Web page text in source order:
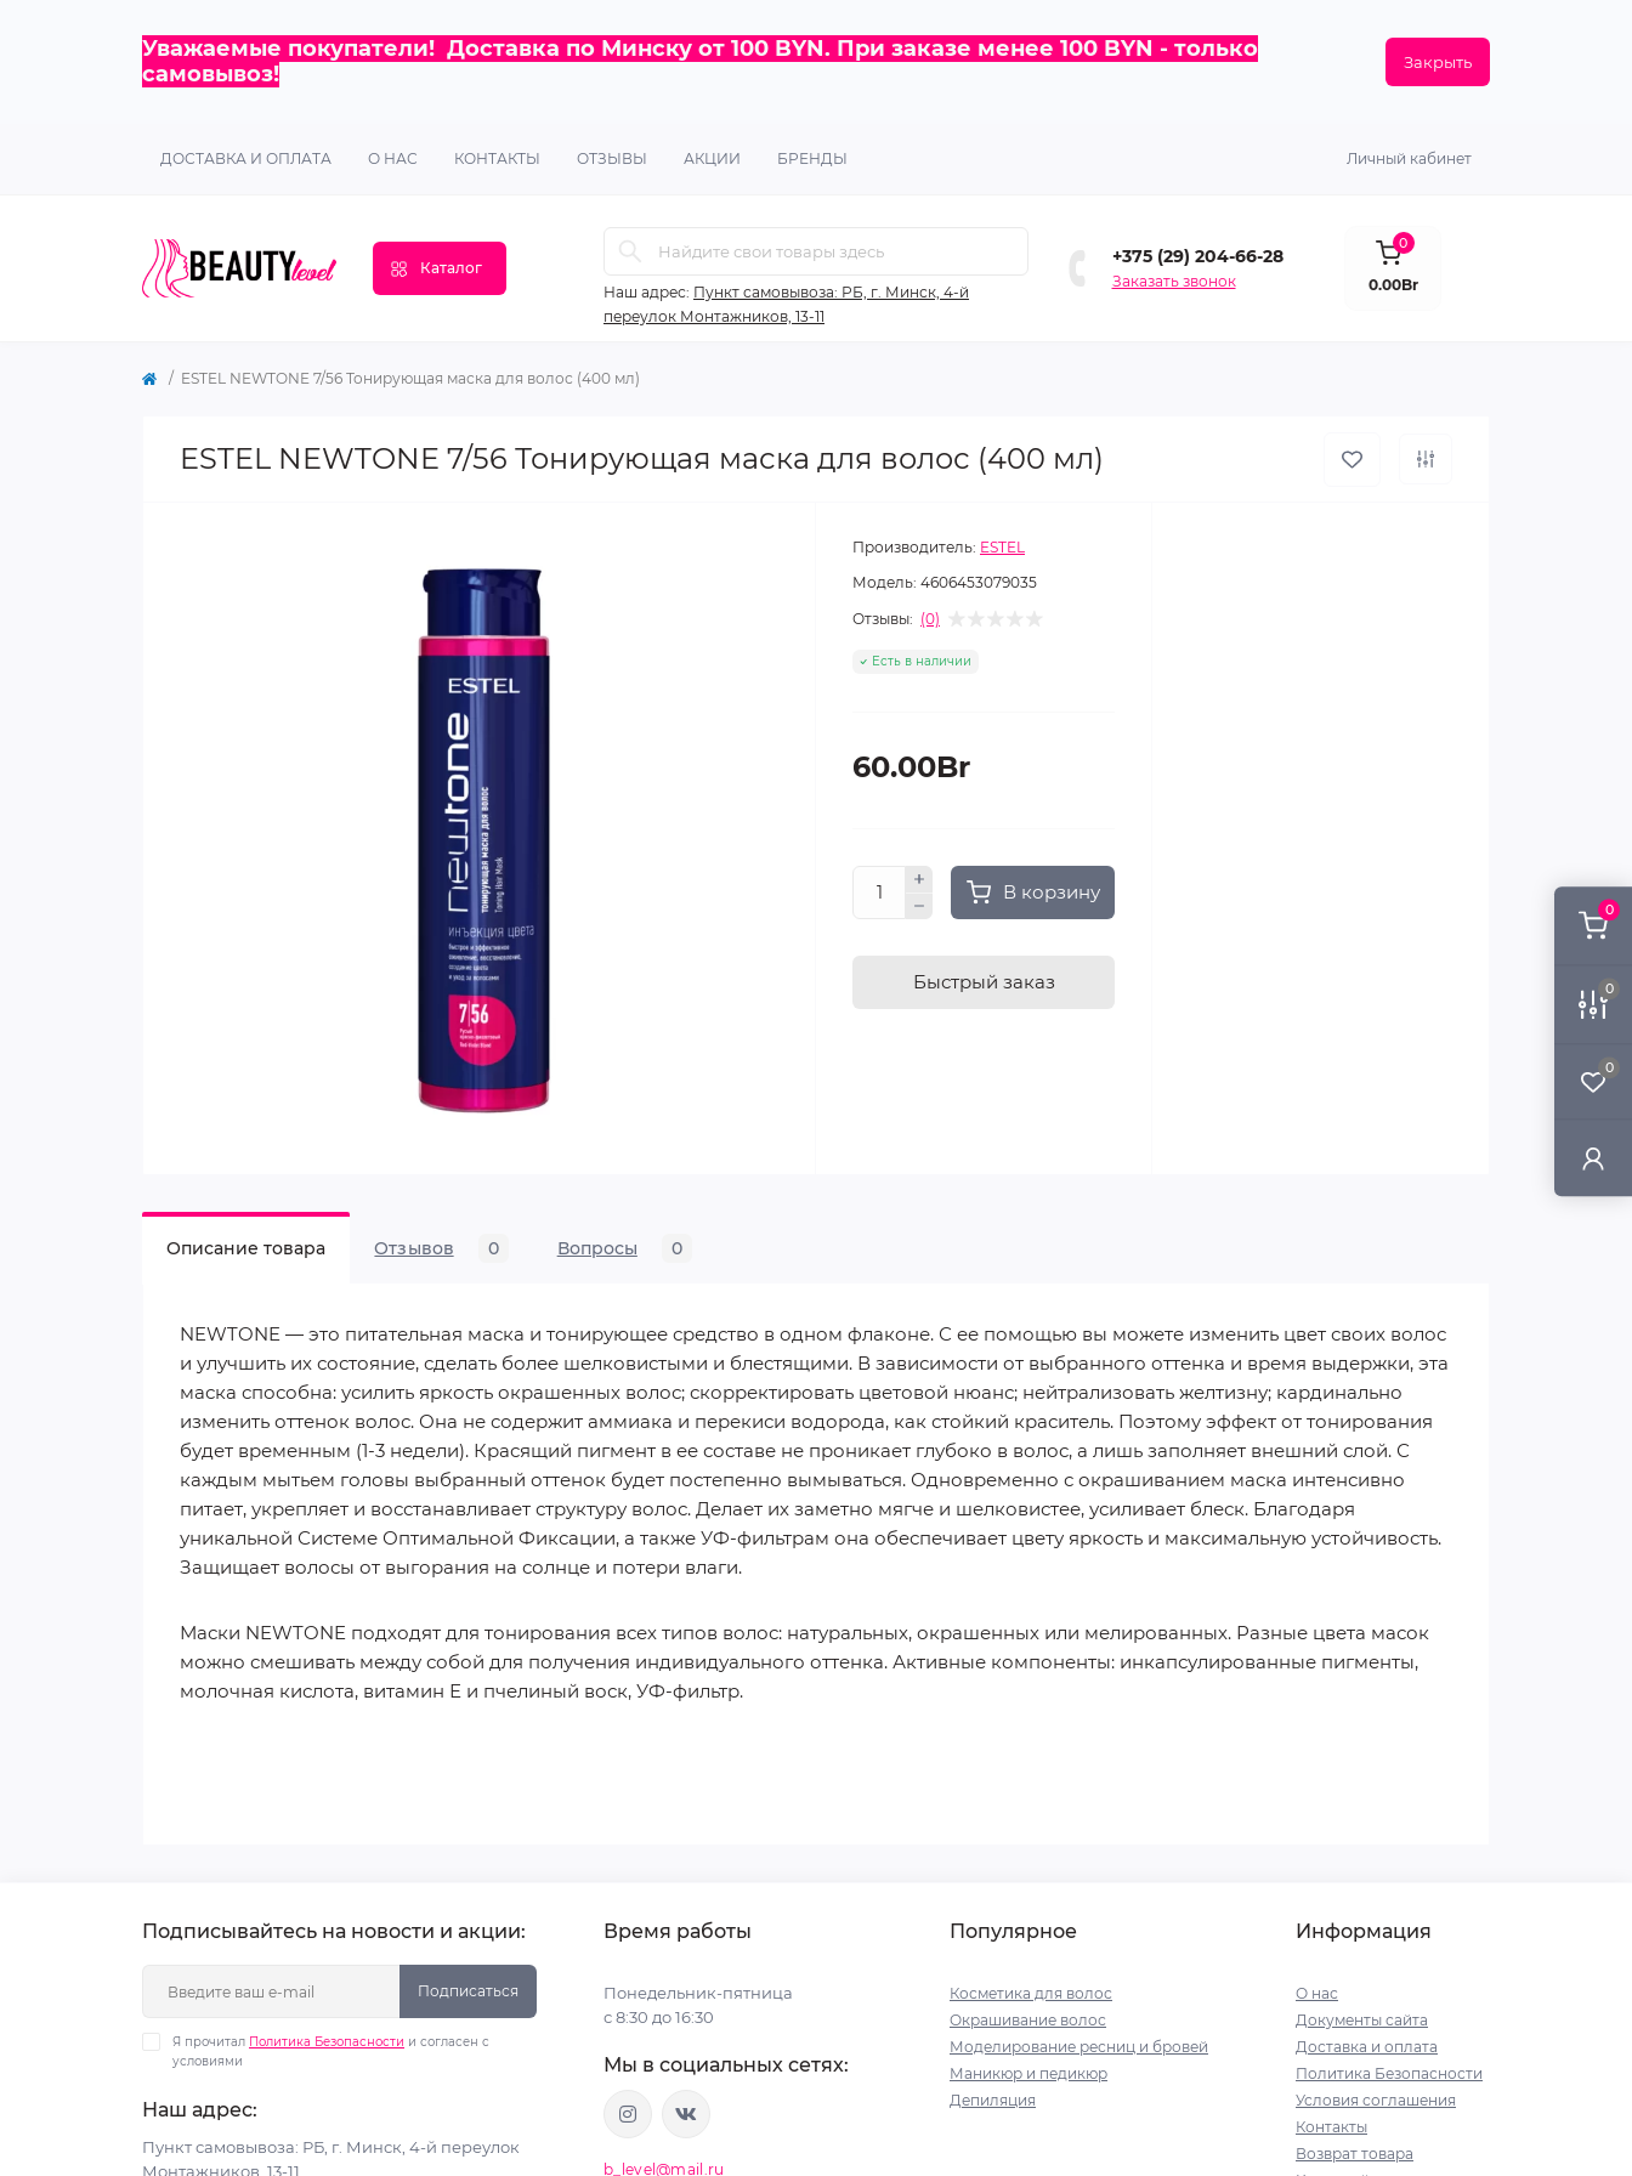
0
0
0
Уважаемые покупатели! Доставка по Минску от 100 BYN. При заказе менее 100 BYN - только
самовывоз!
Закрыть
ДОСТАВКА И ОПЛАТА О НАС КОНТАКТЫ ОТЗЫВЫ АКЦИИ БРЕНДЫ Личный кабинет
Каталог
Наш адрес: Пункт самовывоза: РБ, г. Минск, 4-й
переулок Монтажников, 13-11
+375 (29) 204-66-28
Заказать звонок
0
0.00Br
ESTEL NEWTONE 7/56 Тонирующая маска для волос (400 мл)
ESTEL NEWTONE 7/56 Тонирующая маска для волос (400 мл)
Производитель: ESTEL
Модель: 4606453079035
Отзывы: (0)
Есть в наличии
60.00Br
В корзину
Быстрый заказ
Описание товара Отзывов 0 Вопросы 0
NEWTONE — это питательная маска и тонирующее средство в одном флаконе. С ее помощью вы можете изменить цвет своих волос
и улучшить их состояние, сделать более шелковистыми и блестящими. В зависимости от выбранного оттенка и время выдержки, эта
маска способна: усилить яркость окрашенных волос; скорректировать цветовой нюанс; нейтрализовать желтизну; кардинально
изменить оттенок волос. Она не содержит аммиака и перекиси водорода, как стойкий краситель. Поэтому эффект от тонирования
будет временным (1-3 недели). Красящий пигмент в ее составе не проникает глубоко в волос, а лишь заполняет внешний слой. С
каждым мытьем головы выбранный оттенок будет постепенно вымываться. Одновременно с окрашиванием маска интенсивно
питает, укрепляет и восстанавливает структуру волос. Делает их заметно мягче и шелковистее, усиливает блеск. Благодаря
уникальной Системе Оптимальной Фиксации, а также УФ‑фильтрам она обеспечивает цвету яркость и максимальную устойчивость.
Защищает волосы от выгорания на солнце и потери влаги.
Маски NEWTONE подходят для тонирования всех типов волос: натуральных, окрашенных или мелированных. Разные цвета масок
можно смешивать между собой для получения индивидуального оттенка. Активные компоненты: инкапсулированные пигменты,
молочная кислота, витамин Е и пчелиный воск, УФ‑фильтр.
Подписывайтесь на новости и акции:
Подписаться
Я прочитал Политика Безопасности и согласен с
условиями
Наш адрес:
Пункт самовывоза: РБ, г. Минск, 4-й переулок
Монтажников, 13-11
Время работы
Понедельник-пятница
с 8:30 до 16:30
Мы в социальных сетях:
b_level@mail.ru
Популярное
Косметика для волос
Окрашивание волос
Моделирование ресниц и бровей
Маникюр и педикюр
Депиляция
Информация
О нас
Документы сайта
Доставка и оплата
Политика Безопасности
Условия соглашения
Контакты
Возврат товара